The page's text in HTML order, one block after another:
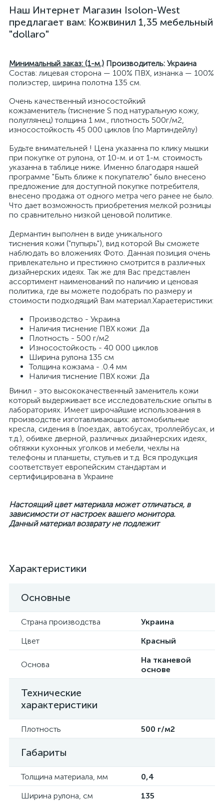
Наш Интернет Магазин Isolon-West
предлагает вам: Кожвинил 1,35 мебельный
"dollaro"
Минимальный заказ: (1-м.) Производитель: Украина
Состав: лицевая сторона — 100% ПВХ, изнанка — 100%
полиэстер, ширина полотна 135 см.
Очень качественный износостойкий
кожзаменитель (тиснение S под натуральную кожу,
полуглянец) толщина 1 мм., плотность 500г/м2,
износостойкость 45 000 циклов (по Мартиндейлу)
Будьте внимательней ! Цена указанна по клику мышки
при покупке от рулона, от 10-м. и от 1-м. стоимость
указанна в таблице ниже. Именно благодаря нашей
программе "Быть ближе к покупателю" было внесено
предложение для доступной покупке потребителя,
внесено продажа от одного метра чего ранее не было.
Что дает возможность приобретения мелкой розницы
по сравнительно низкой ценовой политике.
Дермантин выполнен в виде уникального
тиснения кожи ("пупырь"), вид которой Вы сможете
наблюдать во вложениях Фото. Данная позиция очень
привлекательно и престижно смотрится в различных
дизайнерских идеях. Так же для Вас представлен
ассортимент наименований по наличию и ценовая
политика, где вы можете подобрать по размеру и
стоимости подходящий Вам материал.Хараетеристики:
Производство - Украина
Наличия тиснение ПВХ кожи: Да
Плотность - 500 г/м2
Износостойкость - 40 000 циклов
Ширина рулона 135 см
Толщина кожзама - .0.4 мм
Наличия тиснение ПВХ кожи: Да
Винил - это высококачественный заменитель кожи
который выдерживает все исследовательские опыты в
лабораториях. Имеет широчайшие использования в
производстве изготавливающих: автомобильные
кресла, сидения в (поездах, автобусах, троллейбусах, и
т.д.), обивке дверной, различных дизайнерских идеях,
обтяжки кухонных уголков и мебели, чехлы на
телефоны и планшеты, стульев и т.д. Вся продукция
соответствует европейским стандартам и
сертифицирована в Украине
Настоящий цвет материала может отличаться, в
зависимости от настроек вашего монитора.
Данный материал возврату не подлежит
Характеристики
Основные
Страна производства
Украина
Цвет
Красный
Основа
На тканевой
основе
Технические
характеристики
Плотность 500 г/м2
Габариты
Толщина материала, мм
0,4
Ширина рулона, см
135